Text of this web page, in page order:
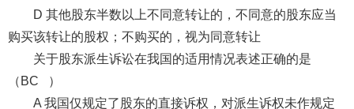
D 其他股东半数以上不同意转让的，不同意的股东应当
购买该转让的股权；不购买的，视为同意转让
关于股东派生诉讼在我国的适用情况表述正确的是
（BC ）
A 我国仅规定了股东的直接诉权，对派生诉权未作规定